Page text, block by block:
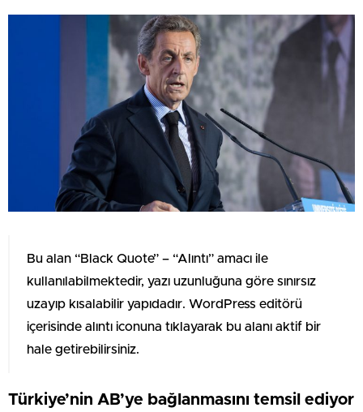
Bu alan “Black Quote” – “Alıntı” amacı ile
kullanılabilmektedir, yazı uzunluğuna göre sınırsız
uzayıp kısalabilir yapıdadır. WordPress editörü
içerisinde alıntı iconuna tıklayarak bu alanı aktif bir
hale getirebilirsiniz.
Türkiye’nin AB’ye bağlanmasını temsil ediyor